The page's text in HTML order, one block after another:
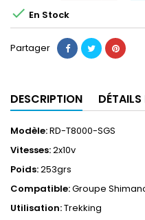
 En Stock
Partager
DESCRIPTION
Modèle:RD-T8000-SGS
Vitesses:2x10v
Poids:253grs
Compatible:Groupe
Utilisation:Trekking